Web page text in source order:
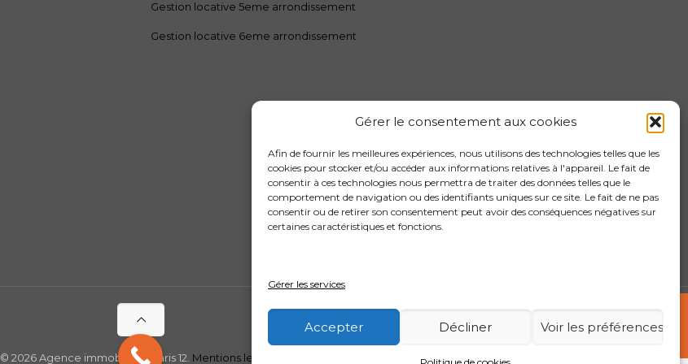
Gérer le consentement aux cookies
Afin de fournir les meilleures expériences, nous utilisons des technologies telles que les
cookies pour stocker et/ou accéder aux informations relatives à l'appareil. Le fait de
consentir à ces technologies nous permettra de traiter des données telles que le
comportement de navigation ou des identifiants uniques sur ce site. Le fait de ne pas
consentir ou de retirer son consentement peut avoir des conséquences négatives sur
certaines caractéristiques et fonctions.
Gérer les services
Accepter Décliner Voir les préférences
Gestion locative 5eme arrondissement
Gestion locative 6eme arrondissement
© 2026 Agence immobilière Paris 12. Mentions legales